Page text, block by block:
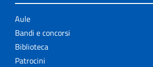
Aule
Bandi e concorsi
Biblioteca
Patrocini